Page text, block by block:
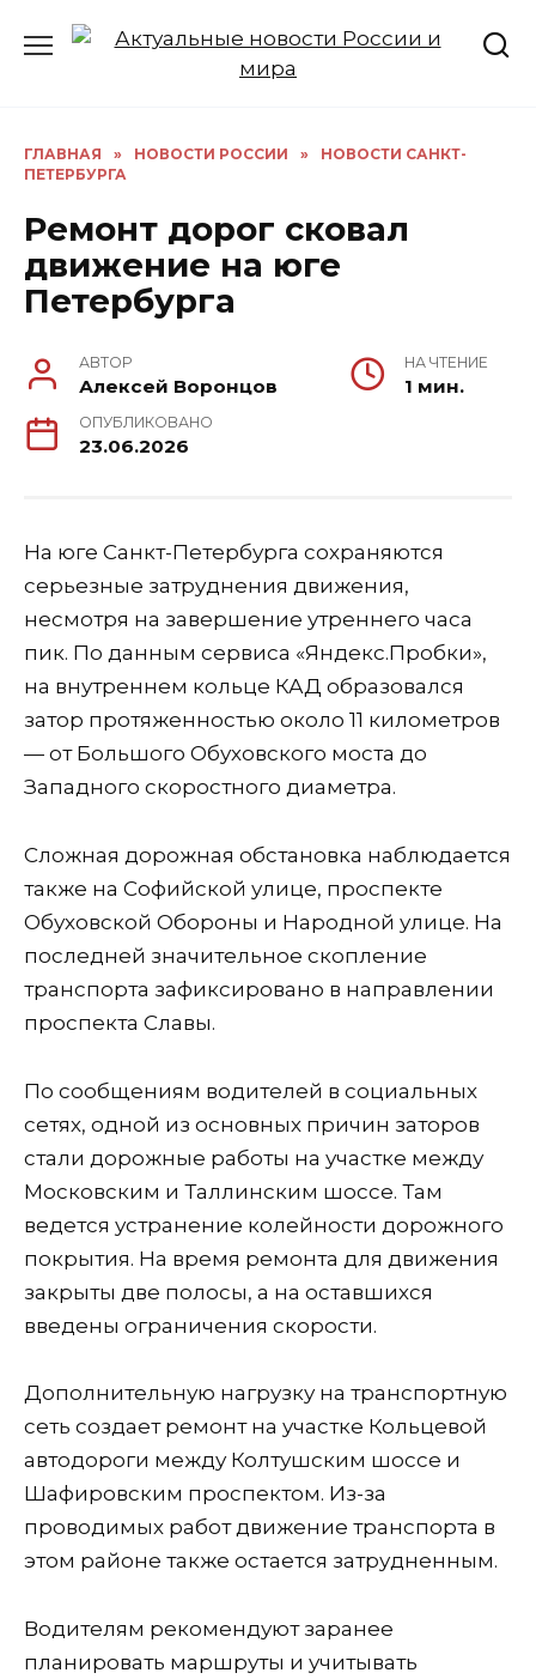
ГЛАВНАЯ » НОВОСТИ РОССИИ »
НОВОСТИ САНКТ-
ПЕТЕРБУРГА
Ремонт дорог сковал
движение на юге
Петербурга
АВТОР
Алексей Воронцов
НА ЧТЕНИЕ
1 мин.
ОПУБЛИКОВАНО
23.06.2026
На юге Санкт-Петербурга сохраняются
серьезные затруднения движения,
несмотря на завершение утреннего часа
пик. По данным сервиса «Яндекс.Пробки»,
на внутреннем кольце КАД образовался
затор протяженностью около 11 километров
— от Большого Обуховского моста до
Западного скоростного диаметра.
Сложная дорожная обстановка наблюдается
также на Софийской улице, проспекте
Обуховской Обороны и Народной улице. На
последней значительное скопление
транспорта зафиксировано в направлении
проспекта Славы.
По сообщениям водителей в социальных
сетях, одной из основных причин заторов
стали дорожные работы на участке между
Московским и Таллинским шоссе. Там
ведется устранение колейности дорожного
покрытия. На время ремонта для движения
закрыты две полосы, а на оставшихся
введены ограничения скорости.
Дополнительную нагрузку на транспортную
сеть создает ремонт на участке Кольцевой
автодороги между Колтушским шоссе и
Шафировским проспектом. Из-за
проводимых работ движение транспорта в
этом районе также остается затрудненным.
Водителям рекомендуют заранее
планировать маршруты и учитывать